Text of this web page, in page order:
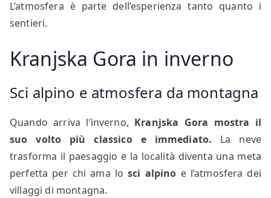
L’atmosfera è parte dell’esperienza tanto quanto i
sentieri.
Kranjska Gora in inverno
Sci alpino e atmosfera da montagna
Quando arriva l’inverno, Kranjska Gora mostra il
suo volto più classico e immediato. La neve
trasforma il paesaggio e la località diventa una meta
perfetta per chi ama losci alpino e l’atmosfera dei
villaggi di montagna.